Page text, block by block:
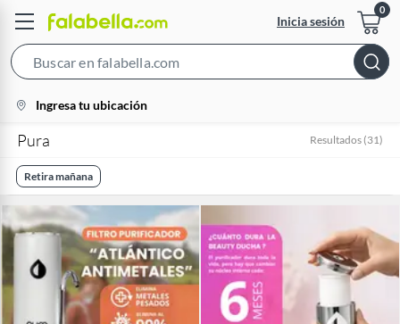
Inicia sesión
Bar
location-
icon
Ingresa tu ubicación
Pura Resultados (31)
Retira mañana